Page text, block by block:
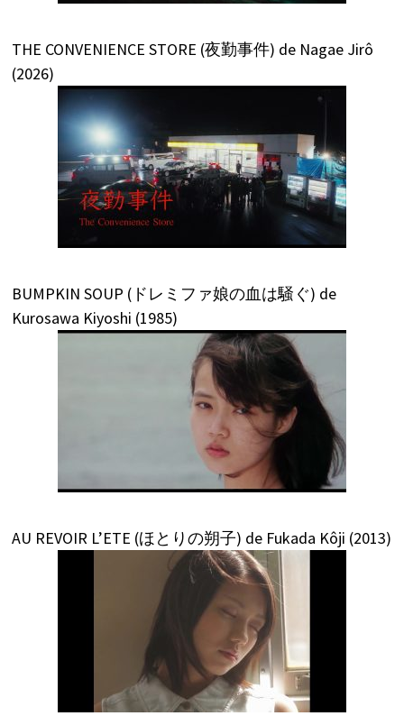
THE CONVENIENCE STORE (夜勤事件) de Nagae Jirô
(2026)
BUMPKIN SOUP (ドレミファ娘の血は騒ぐ) de
Kurosawa Kiyoshi (1985)
AU REVOIR L’ETE (ほとりの朔子) de Fukada Kôji (2013)